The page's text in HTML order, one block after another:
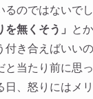
るのではないでし
を無くそう」 とか
付き合えばいい
と当たり前に思
日、怒りにはメ